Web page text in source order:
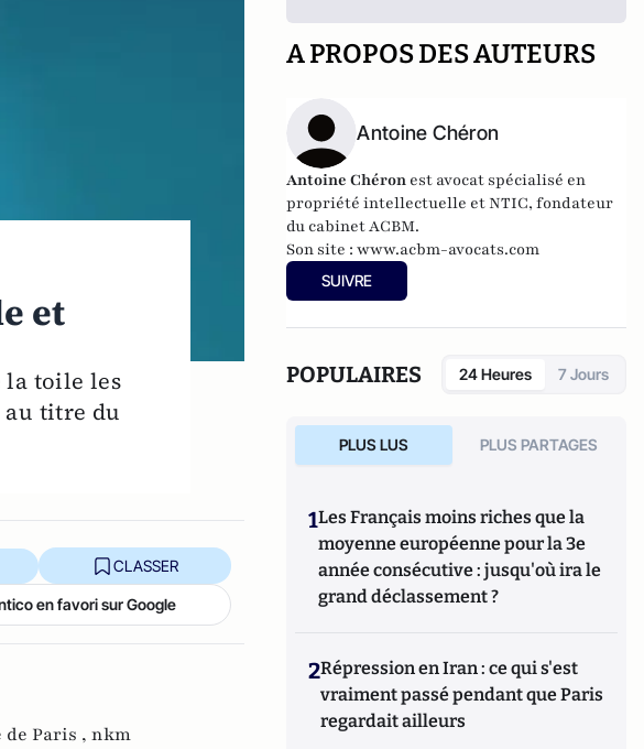
et
la toile les
au titre du
CLASSER
en favori sur Google
Paris , nkm
A PROPOS DES AUTEURS
Antoine Chéron
Antoine Chéron est avocat spécialisé en
propriété intellectuelle et NTIC, fondateur
du cabinet ACBM.
Son site :www.acbm-avocats.com
SUIVRE
POPULAIRES 24 Heures 7 Jours
PLUS LUS PLUS PARTAGES
1Les Français moins riches que la
moyenne européenne pour la 3e
année consécutive : jusqu'où ira le
grand déclassement ?
2Répression en Iran : ce qui s'est
vraiment passé pendant que Paris
regardait ailleurs